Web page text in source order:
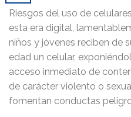
Riesgos del uso de
esta era digital,
niños y jóvenes reciben de
edad un celular,
acceso inmediato de
de carácter violento o
fomentan conductas